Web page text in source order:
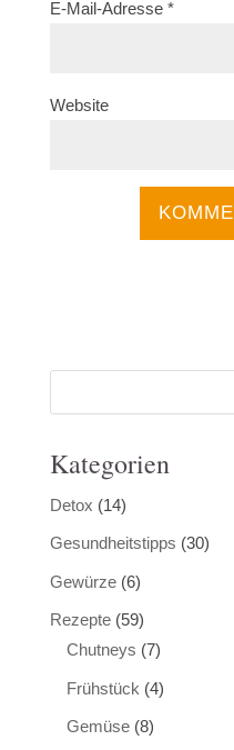
E-Mail-Adresse *
Website
Kategorien
Detox (14)
Gesundheitstipps (30)
Gewürze(6)
Rezepte(59)
Chutneys (7)
Frühstück (4)
Gemüse(8)